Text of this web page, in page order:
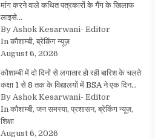
मांग करने वाले कथित पत्रकारों के गैंग के खिलाफ
लाइसे…
By Ashok Kesarwani- Editor
In कौशाम्बी, ब्रेकिंग न्यूज़
August 6, 2026
कौशाम्बी में दो दिनों से लगातार हो रही बारिश के चलते
कक्षा 1 से 8 तक के विद्यालयों में BSA ने एक दिन…
By Ashok Kesarwani- Editor
In कौशाम्बी, जन समस्या, प्रशासन, ब्रेकिंग न्यूज़,
शिक्षा
August 6, 2026